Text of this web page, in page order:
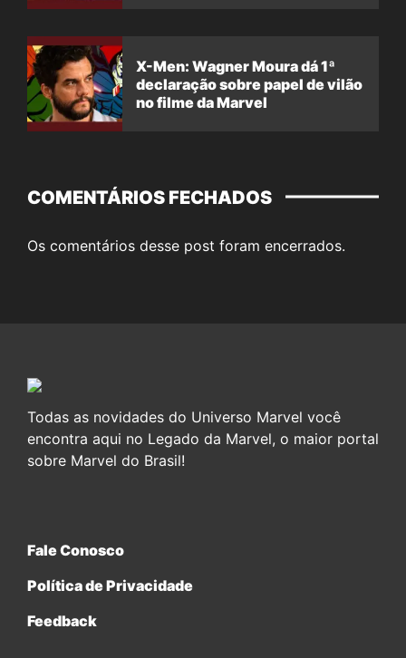
X-Men: Wagner Moura dá 1ª
declaração sobre papel de vilão
no filme da Marvel
COMENTÁRIOS FECHADOS
Os comentários desse post foram encerrados.
Todas as novidades do Universo Marvel você
encontra aqui no Legado da Marvel, o maior portal
sobre Marvel do Brasil!
Fale Conosco
Política de Privacidade
Feedback